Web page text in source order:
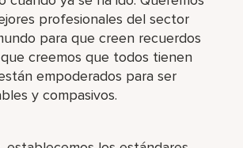
profesionales del sector
para que creen recuerdos
creemos que todos tienen
empoderados para ser
y compasivos.